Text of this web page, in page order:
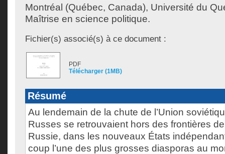
Montréal (Québec, Canada), Université du
Maîtrise en science politique.
Fichier(s) associé(s) à ce document :
PDF
Télécharger (1MB)
Résumé
Au lendemain de la chute de l’Union
Russes se retrouvaient hors des frontières
Russie, dans les nouveaux États
coup l’une des plus grosses diasporas au